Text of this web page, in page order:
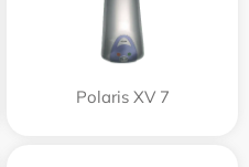
Polaris XV 7